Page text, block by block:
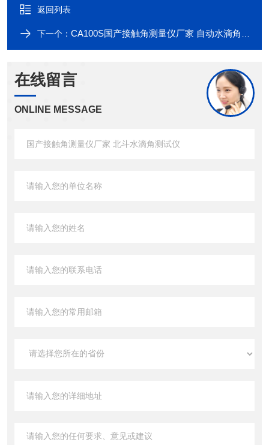
返回列表
下一个： CA100S国产接触角测量仪厂家 自动水滴角测试仪
在线留言
ONLINE MESSAGE